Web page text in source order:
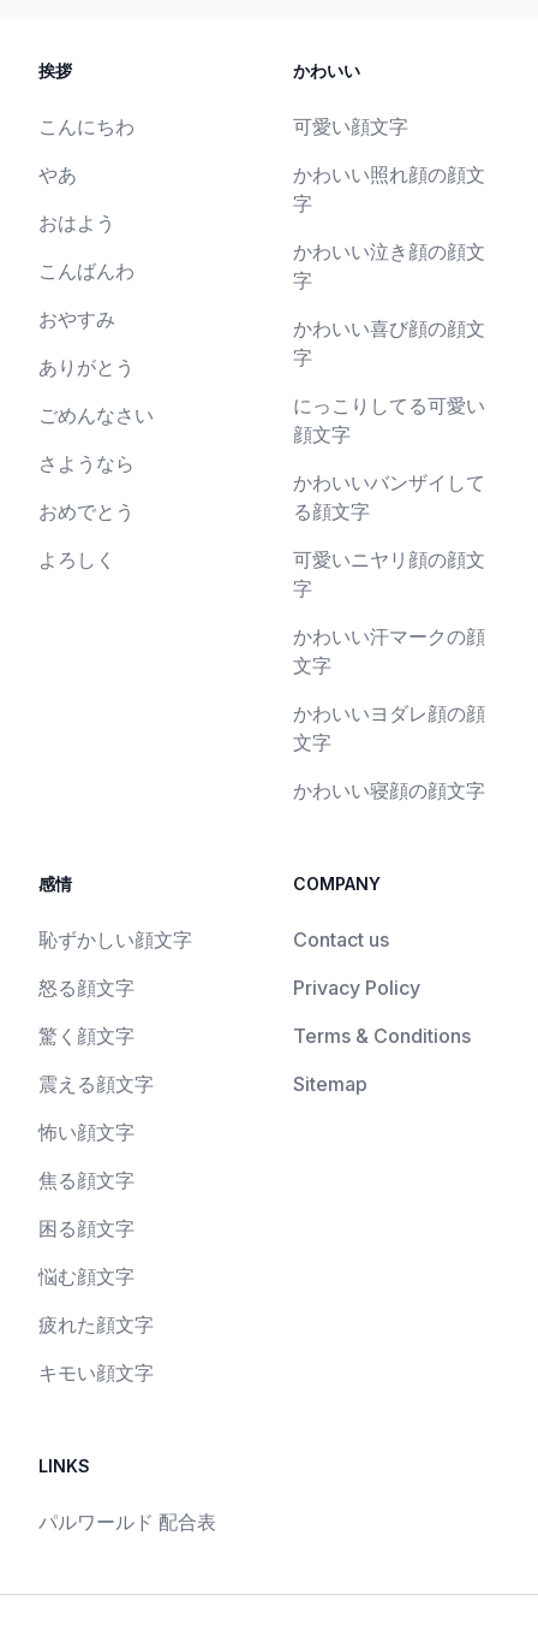
挨拶
こんにちわ
やあ
おはよう
こんばんわ
おやすみ
ありがとう
ごめんなさい
さようなら
おめでとう
よろしく
かわいい
可愛い顔文字
かわいい照れ顔の顔文
字
かわいい泣き顔の顔文
字
かわいい喜び顔の顔文
字
にっこりしてる可愛い
顔文字
かわいいバンザイして
る顔文字
可愛いニヤリ顔の顔文
字
かわいい汗マークの顔
文字
かわいいヨダレ顔の顔
文字
かわいい寝顔の顔文字
感情
恥ずかしい顔文字
怒る顔文字
驚く顔文字
震える顔文字
怖い顔文字
焦る顔文字
困る顔文字
悩む顔文字
疲れた顔文字
キモい顔文字
COMPANY
Contact us
Privacy Policy
Terms & Conditions
Sitemap
LINKS
パルワールド 配合表